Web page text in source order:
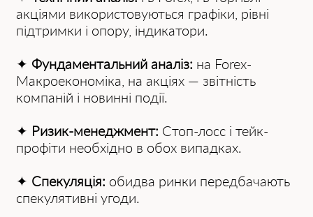
акціями використовуються графіки, рівні
підтримки і опору, індикатори.
✦ Фундаментальний аналіз: на Forex-
Макроекономіка, на акціях — звітність
компаній і новинні події.
✦ Ризик-менеджмент: Стоп-лосс і тейк-
профіти необхідно в обох випадках.
✦ Спекуляція: обидва ринки передбачають
спекулятивні угоди.